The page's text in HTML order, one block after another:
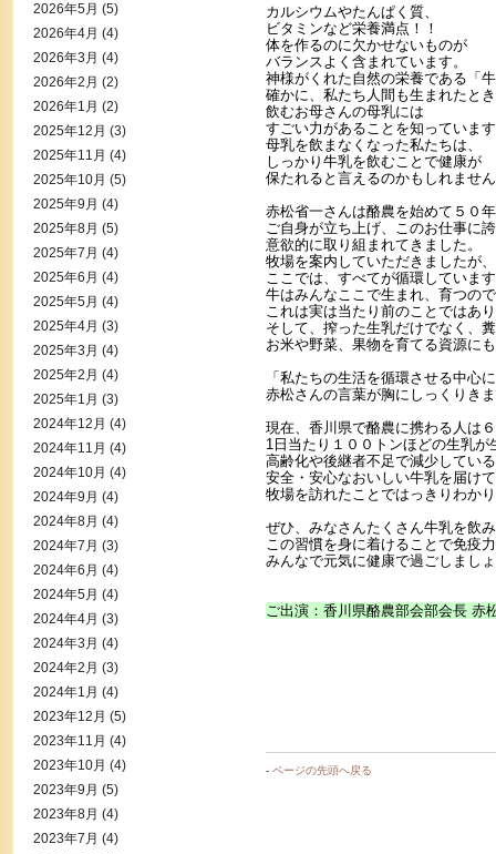
カルシウムやたんぱく質、
ビタミンなど栄養満点！！
体を作るのに欠かせないものが
バランスよく含まれています。
神様がくれた自然の栄養である「
確かに、私たち人間も生まれたとき
飲むお母さんの母乳には
すごい力があることを知っていま
母乳を飲まなくなった私たちは、
しっかり牛乳を飲むことで健康が
保たれると言えるのかもしれませ
赤松省一さんは酪農を始めて５０
ご自身が立ち上げ、このお仕事に
意欲的に取り組まれてきました。
牧場を案内していただきましたが、
ここでは、すべてが循環していま
牛はみんなここで生まれ、育つの
これは実は当たり前のことではあ
そして、搾った生乳だけでなく、
お米や野菜、果物を育てる資源に
「私たちの生活を循環させる中心
赤松さんの言葉が胸にしっくりき
現在、香川県で酪農に携わる人は
1日当たり１００トンほどの生乳が
高齢化や後継者不足で減少してい
安全・安心なおいしい牛乳を届け
牧場を訪れたことではっきりわか
ぜひ、みなさんたくさん牛乳を飲
この習慣を身に着けることで免疫
みんなで元気に健康で過ごしまし
ご出演：香川県酪農部会部会長 赤
- ページの先頭へ戻る
2026年5月 (5)
2026年4月 (4)
2026年3月 (4)
2026年2月 (2)
2026年1月 (2)
2025年12月 (3)
2025年11月 (4)
2025年10月 (5)
2025年9月 (4)
2025年8月 (5)
2025年7月 (4)
2025年6月 (4)
2025年5月 (4)
2025年4月 (3)
2025年3月 (4)
2025年2月 (4)
2025年1月 (3)
2024年12月 (4)
2024年11月 (4)
2024年10月 (4)
2024年9月 (4)
2024年8月 (4)
2024年7月 (3)
2024年6月 (4)
2024年5月 (4)
2024年4月 (3)
2024年3月 (4)
2024年2月 (3)
2024年1月 (4)
2023年12月 (5)
2023年11月 (4)
2023年10月 (4)
2023年9月 (5)
2023年8月 (4)
2023年7月 (4)